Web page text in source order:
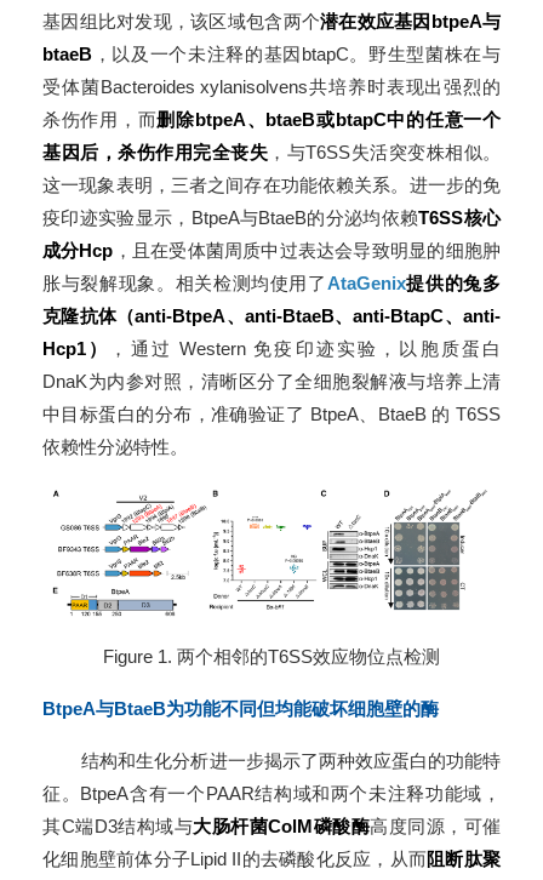
基因组比对发现，该区域包含两个潜在效应基因btpeA与
btaeB ，以及一个未注释的基因btapC。野生型菌株在与
受体菌Bacteroides xylanisolvens共培养时表现出强烈的
杀伤作用，而删除btpeA、btaeB或btapC中的任意一个
基因后，杀伤作用完全丧失 ，与T6SS失活突变株相似。
这一现象表明，三者之间存在功能依赖关系。进一步的免
疫印迹实验显示，BtpeA与BtaeB的分泌均依赖T6SS核心
成分Hcp ，且在受体菌周质中过表达会导致明显的细胞肿
胀与裂解现象。相关检测均使用了AtaGenix提供的兔多
克隆抗体（anti-BtpeA、anti-BtaeB、anti-BtapC、anti-
Hcp1）
，通过 Western 免疫印迹实验，以胞质蛋白
DnaK为内参对照，清晰区分了全细胞裂解液与培养上清
中目标蛋白的分布，准确验证了 BtpeA、BtaeB 的 T6SS
依赖性分泌特性。
Figure 1. 两个相邻的T6SS效应物位点检测
BtpeA与BtaeB为功能不同但均能破坏细胞壁的酶
结构和生化分析进一步揭示了两种效应蛋白的功能特
征。BtpeA含有一个PAAR结构域和两个未注释功能域，
其C端D3结构域与大肠杆菌ColM磷酸酶高度同源，可催
化细胞壁前体分子Lipid II的去磷酸化反应，从而阻断肽聚